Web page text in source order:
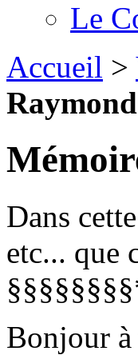
Le
Accueil >
Raymond
Dans
etc... que
Bonjour à